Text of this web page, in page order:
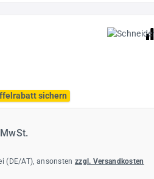
sichern
(DE/AT), ansonsten zzgl. Versandkosten